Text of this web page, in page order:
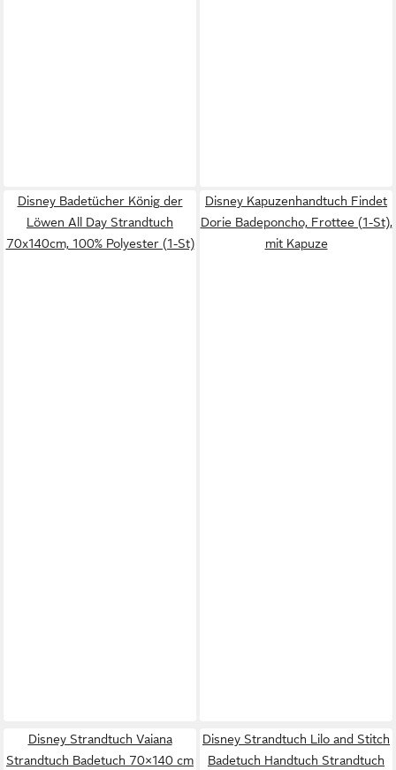
Disney Badetücher König der
Löwen All Day Strandtuch
70x140cm, 100% Polyester (1-St)
Disney Kapuzenhandtuch Findet
Dorie Badeponcho, Frottee (1-St),
mit Kapuze
Disney Strandtuch Vaiana
Strandtuch Badetuch 70×140 cm
Disney Strandtuch Lilo and Stitch
Badetuch Handtuch Strandtuch